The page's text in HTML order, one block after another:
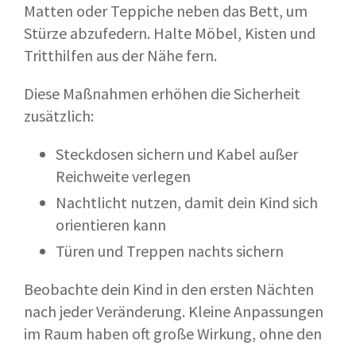
Matten oder Teppiche neben das Bett, um
Stürze abzufedern. Halte Möbel, Kisten und
Tritthilfen aus der Nähe fern.
Diese Maßnahmen erhöhen die Sicherheit
zusätzlich:
Steckdosen sichern und Kabel außer
Reichweite verlegen
Nachtlicht nutzen, damit dein Kind sich
orientieren kann
Türen und Treppen nachts sichern
Beobachte dein Kind in den ersten Nächten
nach jeder Veränderung. Kleine Anpassungen
im Raum haben oft große Wirkung, ohne den